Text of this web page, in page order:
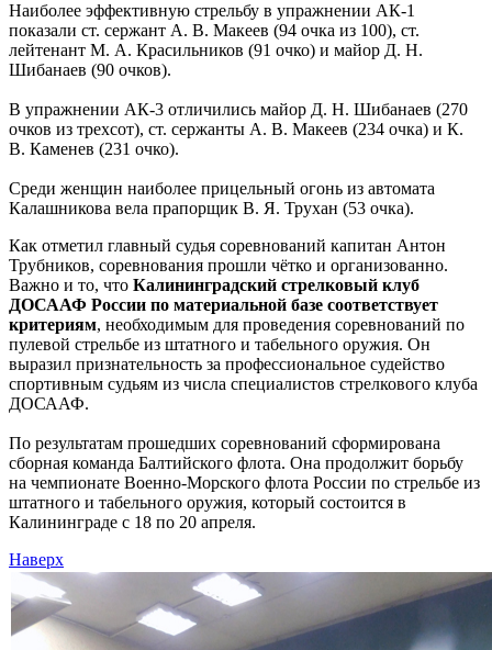
Наиболее эффективную стрельбу в упражнении АК-1
показали ст. сержант А. В. Макеев (94 очка из 100), ст.
лейтенант М. А. Красильников (91 очко) и майор Д. Н.
Шибанаев (90 очков).
В упражнении АК-3 отличились майор Д. Н. Шибанаев (270
очков из трехсот), ст. сержанты А. В. Макеев (234 очка) и К.
В. Каменев (231 очко).
Среди женщин наиболее прицельный огонь из автомата
Калашникова вела прапорщик В. Я. Трухан (53 очка).
Как отметил главный судья соревнований капитан Антон
Трубников, соревнования прошли чётко и организованно.
Важно и то, что Калининградский стрелковый клуб
ДОСААФ России по материальной базе соответствует
критериям, необходимым для проведения соревнований по
пулевой стрельбе из штатного и табельного оружия. Он
выразил признательность за профессиональное судейство
спортивным судьям из числа специалистов стрелкового клуба
ДОСААФ.
По результатам прошедших соревнований сформирована
сборная команда Балтийского флота. Она продолжит борьбу
на чемпионате Военно-Морского флота России по стрельбе из
штатного и табельного оружия, который состоится в
Калининграде с 18 по 20 апреля.
Наверх